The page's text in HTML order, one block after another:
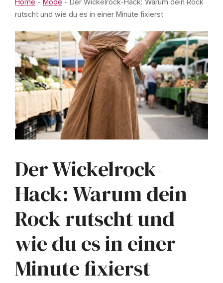
Home - Mode - Der Wickelrock-Hack: Warum dein Rock
rutscht und wie du es in einer Minute fixierst
Der Wickelrock-
Hack: Warum dein
Rock rutscht und
wie du es in einer
Minute fixierst